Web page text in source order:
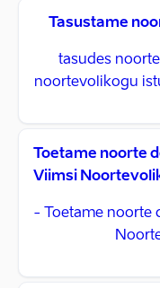
Tasustame
tasudes
noortevolikogu
Toetame noorte
Viimsi
- Toetame noorte